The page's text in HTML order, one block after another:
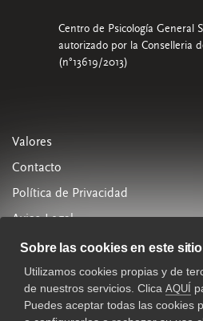
Centro de Psicología General
autorizado por la Conselleria
(n°13619/2013)
Valores
Contacto
Política de Privacidad
Aviso Legal
Política de Cookies
963 288 880
psyke.es
Sobre las cookies en este
Utilizamos cookies propias y de
de nuestros servicios. Clica AQUÍ
Puedes aceptar todas las cookies